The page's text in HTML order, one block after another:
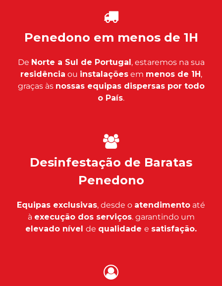
Penedono em menos de 1H
De Norte a Sul de Portugal, estaremos na sua
residência ou instalaçõesem menos de 1H,
graças às nossas equipas dispersas por todo
o País.
Desinfestação de Baratas
Penedono
Equipas exclusivas, desde o atendimento até
à execução dos serviços. garantindo um
elevado nível de qualidade e satisfação.